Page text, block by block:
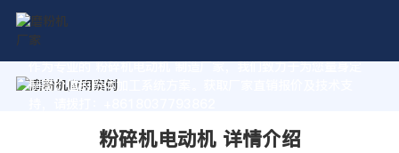
作为专业的 粉碎机电动机 制造厂家，我们致力于为您量身定
制高价值的粉体加工系统方案。获取厂家直销报价及技术支
粉碎机电动机 详情介绍